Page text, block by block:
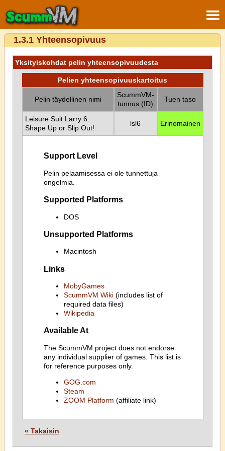
1.3.1 Yhteensopivuus
Yksityiskohdat pelin yhteensopivuudesta
Pelien yhteensopivuuskartoitus
Pelin täydellinen nimi
ScummVM-
tunnus (ID)
Tuen taso
Leisure Suit Larry 6:
Shape Up or Slip Out!
lsl6 Erinomainen
Support Level
Pelin pelaamisessa ei ole tunnettuja
ongelmia.
Supported Platforms
DOS
Unsupported Platforms
Macintosh
Links
MobyGames
ScummVM Wiki(includes list of
required data files)
Wikipedia
Available At
The ScummVM project does not endorse
any individual supplier of games. This list is
for reference purposes only.
GOG.com
Steam
ZOOM Platform (affiliate link)
« Takaisin